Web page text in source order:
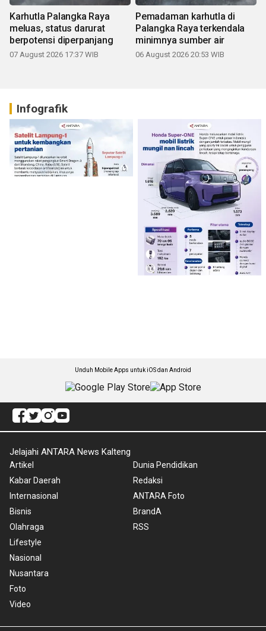
Karhutla Palangka Raya
meluas, status darurat
berpotensi diperpanjang
07 August 2026 17:37 WIB
Pemadaman karhutla di
Palangka Raya terkendala
minimnya sumber air
06 August 2026 20:53 WIB
Infografik
Unduh Mobile Apps untuk iOS dan Android
Jelajahi ANTARA News Kalteng
Artikel
Kabar Daerah
Internasional
Bisnis
Olahraga
Lifestyle
Nasional
Nusantara
Foto
Video
Dunia Pendidikan
Redaksi
ANTARA Foto
BrandA
RSS